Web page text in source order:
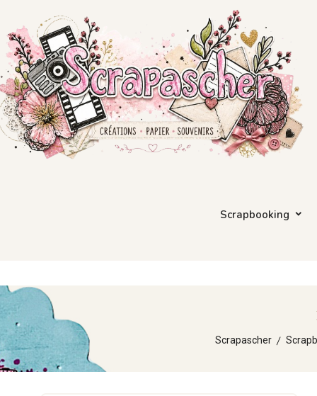
Scrapbooking
Scrapascher